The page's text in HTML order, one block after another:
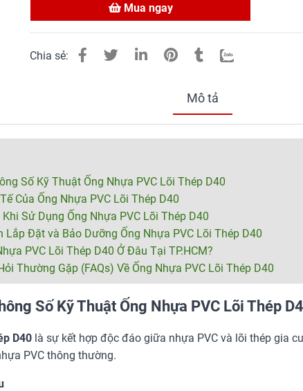
Mua ngay
Chia sẻ:
Mô tả
Số Kỹ Thuật Ống Nhựa PVC Lõi Thép D40
Của Ống Nhựa PVC Lõi Thép D40
Sử Dụng Ống Nhựa PVC Lõi Thép D40
Lắp Đặt và Bảo Dưỡng Ống Nhựa PVC Lõi Thép D40
PVC Lõi Thép D40 Ở Đâu Tại TP.HCM?
Thường Gặp (FAQs) Về Ống Nhựa PVC Lõi Thép D40
Số Kỹ Thuật Ống Nhựa PVC Lõi Thép
D40là sự kết hợp độc đáo giữa nhựa PVC và lõi thép gia
PVC thông thường.